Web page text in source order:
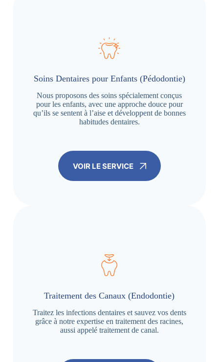
Soins Dentaires pour Enfants (Pédodontie)
Nous proposons des soins spécialement conçus
pour les enfants, avec une approche douce pour
qu’ils se sentent à l’aise et développent de bonnes
habitudes dentaires.
VOIR LE SERVICE
Traitement des Canaux (Endodontie)
Traitez les infections dentaires et sauvez vos dents
grâce à notre expertise en traitement des racines,
aussi appelé traitement de canal.